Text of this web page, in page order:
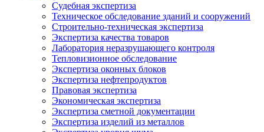
Судебная экспертиза
Техническое обследование зданий и сооружений
Строительно-техническая экспертиза
Экспертиза качества товаров
Лаборатория неразрушающего контроля
Тепловизионное обследование
Экспертиза оконных блоков
Экспертиза нефтепродуктов
Правовая экспертиза
Экономическая экспертиза
Экспертиза сметной документации
Экспертиза изделий из металлов